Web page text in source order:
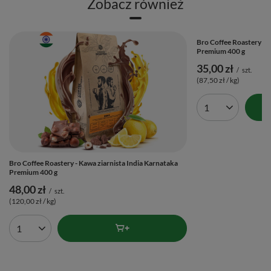
kawowych fajerwerków, ale z klasą, którą docenisz przy każdym
Zobacz również
Bro Coffee Roastery - Kawa ziarnista India Karnataka
Premium 400 g
48,00 zł / szt.
(120,00 zł / kg)
Ilość produktów
Bro Coffee Roastery -
Premium 400 g
35,00 zł / szt.
(87,50 zł / kg)
Ilość produktów